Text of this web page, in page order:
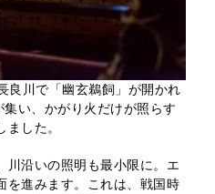
良川で「幽玄鵜飼」が開かれ
い、かがり火だけが照らす
した。
川沿いの照明も最小限に。エ
を進みます。これは、戦国時